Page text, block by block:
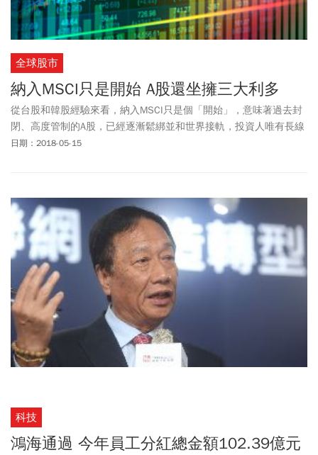
全球股市
納入MSCI只是開始 A股還坐擁三大利多
從台股和韓股經驗來看，納入MSCI只是個「開始」，意味著過去封
閉、高度管制的A股，已經逐漸鬆綁並和世界接軌，投資人唯有長線
心態持有，才能賺到Ａ股的開放財。
日期：2018-05-15
科技
鴻海通過 今年員工分紅總金額102.39億元